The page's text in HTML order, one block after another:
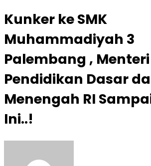
Kunker ke SMK
Muhammadiyah 3
Palembang , Menteri
Pendidikan Dasar
Menengah RI
Ini..!